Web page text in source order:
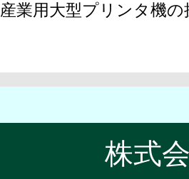
産業用大型プリンタ機
株式